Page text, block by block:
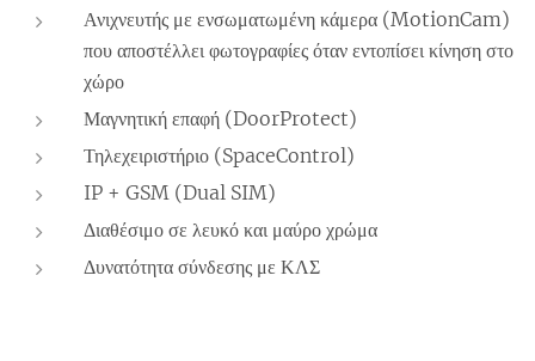
Ανιχνευτής με ενσωματωμένη κάμερα (MotionCam)
που αποστέλλει φωτογραφίες όταν εντοπίσει κίνηση στο
χώρο
Μαγνητική επαφή (DoorProtect)
Τηλεχειριστήριο (SpaceControl)
IP + GSM (Dual SIM)
Διαθέσιμο σε λευκό και μαύρο χρώμα
Δυνατότητα σύνδεσης με ΚΛΣ